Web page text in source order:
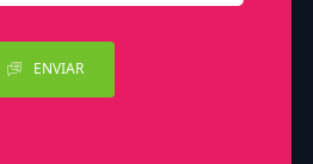
ENVIAR